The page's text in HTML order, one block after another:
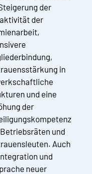
der
der
in
und eine
der
und
Auch
und
neuer